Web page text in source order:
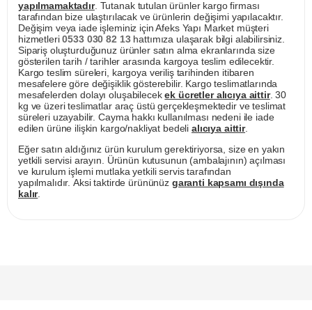
yapılmamaktadır. Tutanak tutulan ürünler kargo firması
tarafından bize ulaştırılacak ve ürünlerin değişimi yapılacaktır.
Değişim veya iade işleminiz için Afeks Yapı Market müşteri
hizmetleri0533 030 82 13hattımıza ulaşarak bilgi alabilirsiniz.
Sipariş oluşturduğunuz ürünler satın alma ekranlarında size
gösterilen tarih / tarihler arasında kargoya teslim edilecektir.
Kargo teslim süreleri, kargoya veriliş tarihinden itibaren
mesafelere göre değişiklik gösterebilir. Kargo teslimatlarında
mesafelerden dolayı oluşabilecekek ücretler alıcıya aittir. 30
kg ve üzeri teslimatlar araç üstü gerçekleşmektedir ve teslimat
süreleri uzayabilir. Cayma hakkı kullanılması nedeni ile iade
edilen ürüne ilişkin kargo/nakliyat bedeli alıcıya aittir.
Eğer satın aldığınız ürün kurulum gerektiriyorsa, size en yakın
yetkili servisi arayın. Ürünün kutusunun (ambalajının) açılması
ve kurulum işlemi mutlaka yetkili servis tarafından
yapılmalıdır. Aksi taktirde ürününüz garanti kapsamı dışında
kalır.